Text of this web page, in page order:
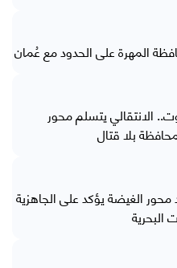
المهرة على الحدود مع عُمان
الانتقالي يتسلم محور
بلا قتال
الغيضة يؤكد على الجاهزية
البحرية